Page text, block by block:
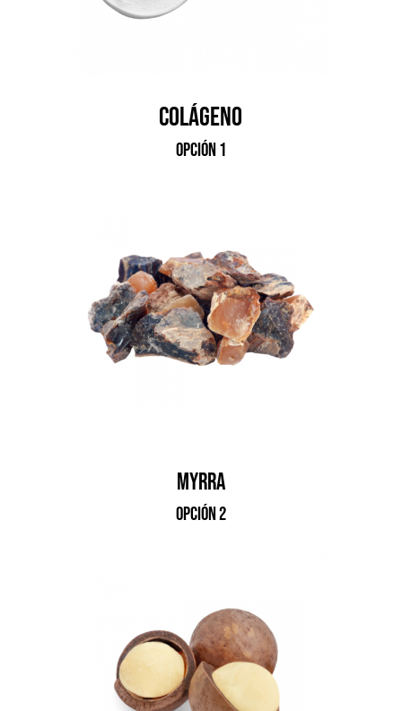
colágeno
opción 1
myrra
opción 2